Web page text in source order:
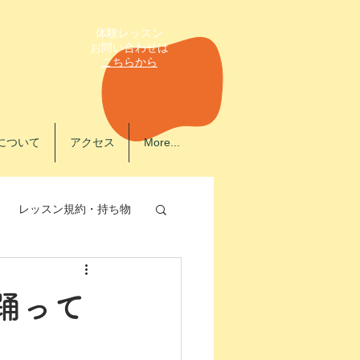
体験レッスン
​お問い合わせは
こちらから
ついて アクセス More...
レッスン規約・持ち物
って